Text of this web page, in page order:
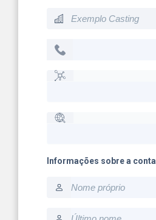
build
Informações sobre a conta
firstname
lastname